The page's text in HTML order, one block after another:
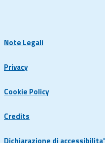
Note Legali
Privacy
Cookie Policy
Credits